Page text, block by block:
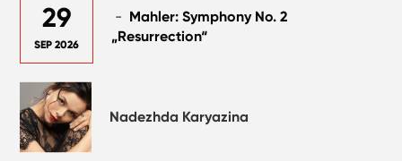
29
SEP 2026
- Mahler: Symphony No. 2
„Resurrection“
Nadezhda Karyazina